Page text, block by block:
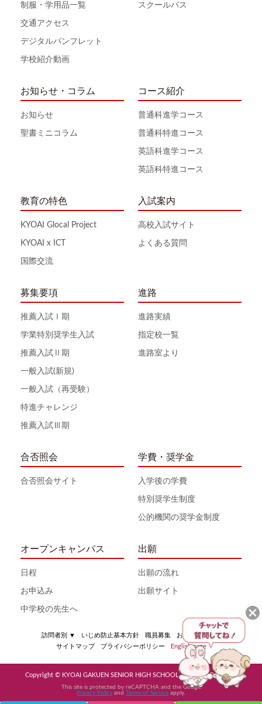
制服・学用品一覧
交通アクセス
デジタルパンフレット
学校紹介動画
スクールバス
お知らせ・コラム
お知らせ
聖書ミニコラム
コース紹介
普通科進学コース
普通科特進コース
英語科進学コース
英語科特進コース
教育の特色
KYOAI Glocal Project
KYOAI x ICT
国際交流
入試案内
高校入試サイト
よくある質問
募集要項
推薦入試Ⅰ期
学業特別奨学生入試
推薦入試Ⅱ期
一般入試(新規)
一般入試（再受験）
特進チャレンジ
推薦入試Ⅲ期
進路
進路実績
指定校一覧
進路室より
合否照会
合否照会サイト
学費・奨学金
入学後の学費
特別奨学生制度
公的機関の奨学金制度
オープンキャンパス
日程
お申込み
中学校の先生へ
出願
出願の流れ
出願サイト
訪問者別 ▼ いじめ防止基本方針 職員募集
お問い合わせ
サイトマップ
プライバシーポリシー English page
Copyright © KYOAI GAKUEN SENIOR HIGH SCHOOL All Rights Reserved
This site is protected by reCAPTCHA and the Google
Privacy Policy and Terms of Service apply.